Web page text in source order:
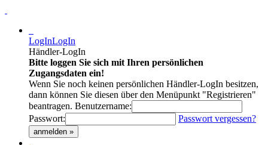
LogInLogIn
Händler-LogIn
Bitte loggen Sie sich mit Ihren persönlichen
Zugangsdaten ein!
Wenn Sie noch keinen persönlichen Händler-LogIn besitzen,
dann können Sie diesen über den Menüpunkt "Registrieren"
beantragen. Benutzername:
Passwort:
Passwort vergessen?
anmelden »